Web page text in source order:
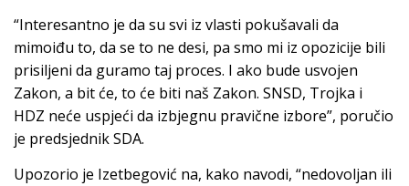
“Interesantno je da su svi iz vlasti pokušavali da
mimoiđu to, da se to ne desi, pa smo mi iz opozicije bili
prisiljeni da guramo taj proces. I ako bude usvojen
Zakon, a bit će, to će biti naš Zakon. SNSD, Trojka i
HDZ neće uspjeći da izbjegnu pravične izbore”, poručio
je predsjednik SDA.
Upozorio je Izetbegović na, kako navodi, “nedovoljan ili